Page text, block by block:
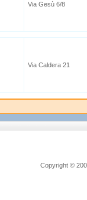
Via Gesù 6/8
Via Caldera 21
Copyright ©